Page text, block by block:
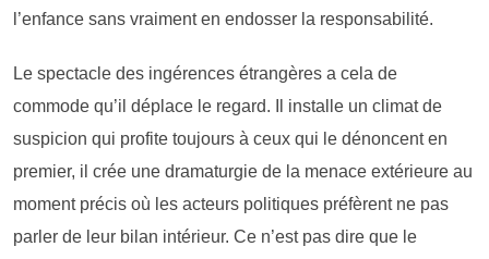
l’enfance sans vraiment en endosser la responsabilité.
Le spectacle des ingérences étrangères a cela de
commode qu’il déplace le regard. Il installe un climat de
suspicion qui profite toujours à ceux qui le dénoncent en
premier, il crée une dramaturgie de la menace extérieure au
moment précis où les acteurs politiques préfèrent ne pas
parler de leur bilan intérieur. Ce n’est pas dire que le